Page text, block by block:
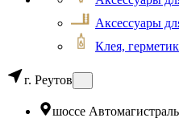
Аксессуары
Клея,
г. Реутов
шоссе